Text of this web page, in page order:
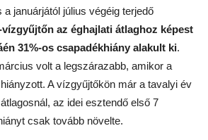
januárjától július végéig terjedő
vízgyűjtőn az éghajlati átlaghoz képest
31%-os csapadékhiány alakult ki.
volt a legszárazabb, amikor a
A vízgyűjtőkön már a tavalyi év
az idei esztendő első 7
csak tovább növelte.